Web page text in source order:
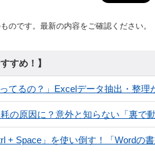
のです。最新の内容をご確認ください。
すめ！】
てるの？」Excelデータ抽出・整
の原因に？意外と知らない「裏で
+ Space」を使い倒す！「Wordの